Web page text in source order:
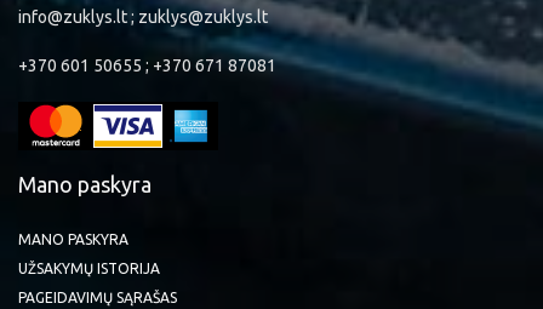
info@zuklys.lt ; zuklys@zuklys.lt
+370 601 50655 ; +370 671 87081
Mano paskyra
MANO PASKYRA
UŽSAKYMŲ ISTORIJA
PAGEIDAVIMŲ SĄRAŠAS